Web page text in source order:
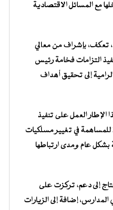
مع المسائل الاقتصادية
، تعكف، بإشراف من معالي
التزامات فخامة رئيس
إلى تحقيق أهداف
الإطار العمل على تنفيذ
البرنامج الوطني للمدارس الخضراء منذ 2021 للمساهمة في تغيير مسلكيات
بشكل عام ومدى ارتباطها
إلى دعم، تركزت على
في المدارس، إضافة إلى الزيارات